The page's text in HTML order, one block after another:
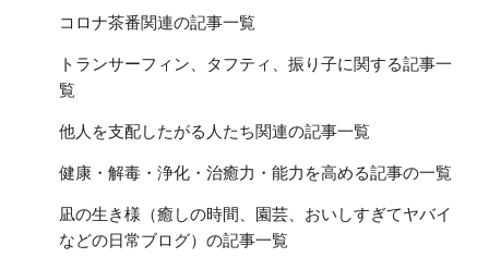
コロナ茶番関連の記事一覧
トランサーフィン、タフティ、振り子に関する記事一
覧
他人を支配したがる人たち関連の記事一覧
健康・解毒・浄化・治癒力・能力を高める記事の一覧
凪の生き様（癒しの時間、園芸、おいしすぎてヤバイ
などの日常ブログ）の記事一覧